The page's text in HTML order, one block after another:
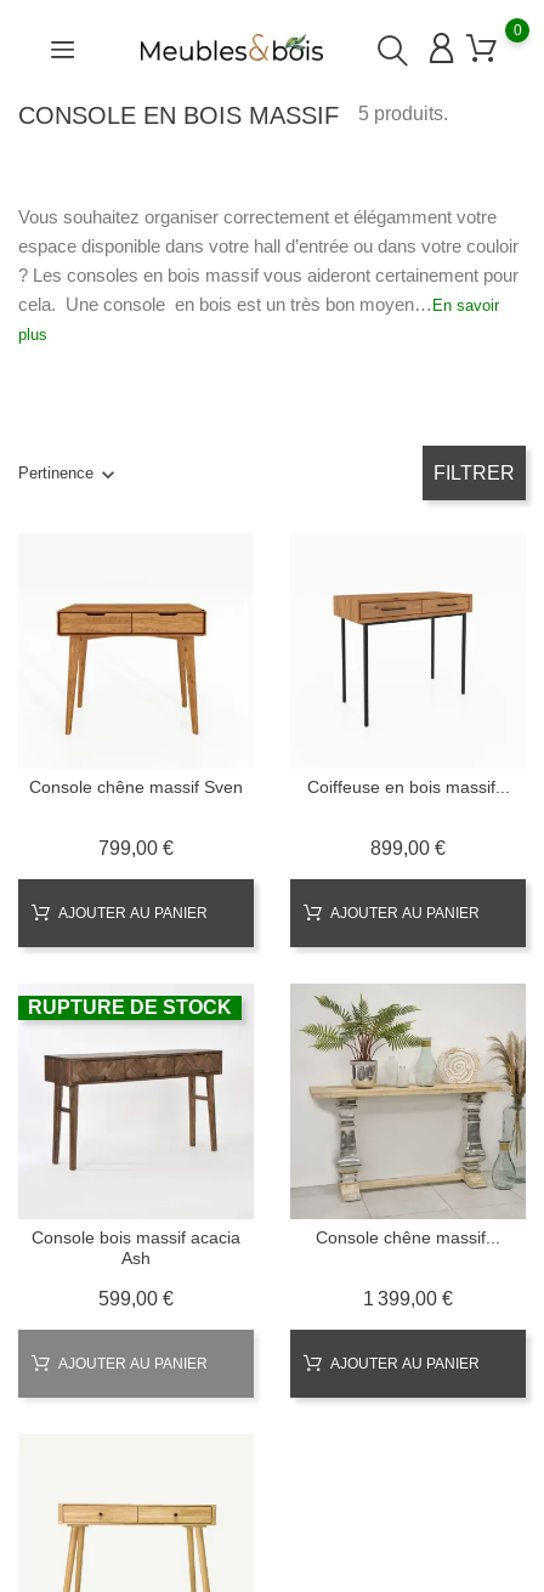
0
CONSOLE EN BOIS MASSIF 5 produits.
Vous souhaitez organiser correctement et élégamment votre
espace disponible dans votre hall d’entrée ou dans votre couloir
? Les consoles en bois massif vous aideront certainement pour
cela. Une console en bois est un très bon moyen… En savoir
plus
Pertinence FILTRER
Console chêne massif Sven
799,00 €Prix
AJOUTER AU PANIER
Coiffeuse en bois massif...
899,00 €Prix
AJOUTER AU PANIER
RUPTURE DE STOCK
Console bois massif acacia
Ash
599,00 €Prix
AJOUTER AU PANIER
Console chêne massif...
1 399,00 €Prix
AJOUTER AU PANIER